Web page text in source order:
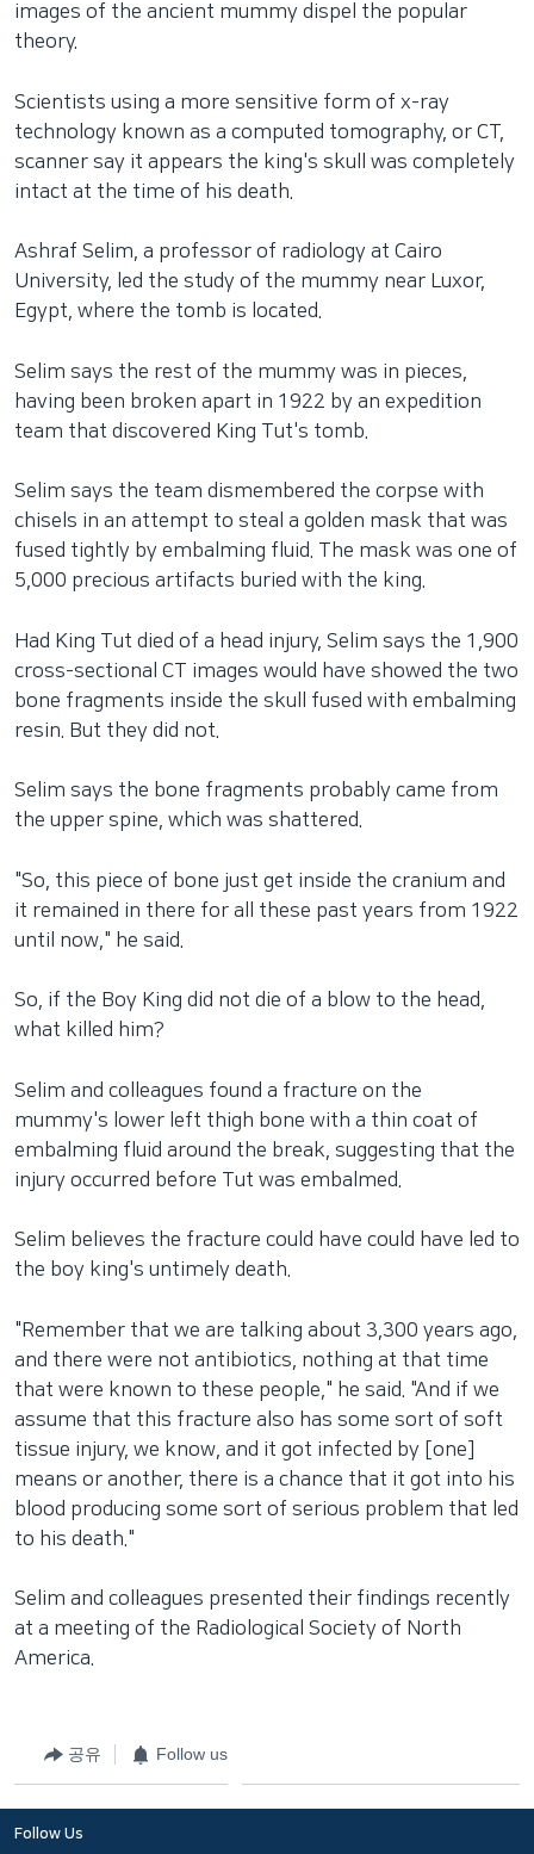
images of the ancient mummy dispel the popular
theory.
Scientists using a more sensitive form of x-ray
technology known as a computed tomography, or CT,
scanner say it appears the king's skull was completely
intact at the time of his death.
Ashraf Selim, a professor of radiology at Cairo
University, led the study of the mummy near Luxor,
Egypt, where the tomb is located.
Selim says the rest of the mummy was in pieces,
having been broken apart in 1922 by an expedition
team that discovered King Tut's tomb.
Selim says the team dismembered the corpse with
chisels in an attempt to steal a golden mask that was
fused tightly by embalming fluid. The mask was one of
5,000 precious artifacts buried with the king.
Had King Tut died of a head injury, Selim says the 1,900
cross-sectional CT images would have showed the two
bone fragments inside the skull fused with embalming
resin. But they did not.
Selim says the bone fragments probably came from
the upper spine, which was shattered.
"So, this piece of bone just get inside the cranium and
it remained in there for all these past years from 1922
until now," he said.
So, if the Boy King did not die of a blow to the head,
what killed him?
Selim and colleagues found a fracture on the
mummy's lower left thigh bone with a thin coat of
embalming fluid around the break, suggesting that the
injury occurred before Tut was embalmed.
Selim believes the fracture could have could have led to
the boy king's untimely death.
"Remember that we are talking about 3,300 years ago,
and there were not antibiotics, nothing at that time
that were known to these people," he said. "And if we
assume that this fracture also has some sort of soft
tissue injury, we know, and it got infected by [one]
means or another, there is a chance that it got into his
blood producing some sort of serious problem that led
to his death."
Selim and colleagues presented their findings recently
at a meeting of the Radiological Society of North
America.
공유 Follow us
Follow Us